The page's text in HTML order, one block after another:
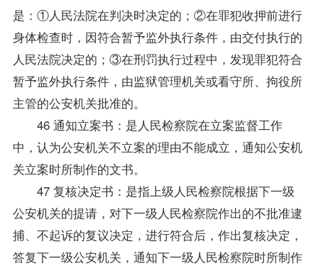
是：①人民法院在判决时决定的；②在罪犯收押前进行
身体检查时，因符合暂予监外执行条件，由交付执行的
人民法院决定的；③在刑罚执行过程中，发现罪犯符合
暂予监外执行条件，由监狱管理机关或看守所、拘役所
主管的公安机关批准的。
46 通知立案书：是人民检察院在立案监督工作
中，认为公安机关不立案的理由不能成立，通知公安机
关立案时所制作的文书。
47 复核决定书：是指上级人民检察院根据下一级
公安机关的提请，对下一级人民检察院作出的不批准逮
捕、不起诉的复议决定，进行符合后，作出复核决定，
答复下一级公安机关，通知下一级人民检察院时所制作